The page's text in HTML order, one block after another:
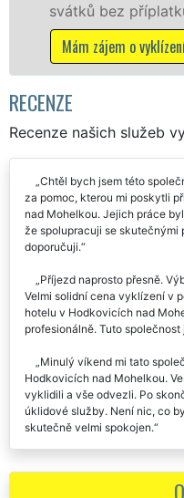
v Hodkovicích nad
RECENZE
Recenze našich služeb
Chtěl bych jsem této
za pomoc, kterou mi poskytli
nad Mohelkou. Jejich práce
že spolupracuji se
doporučuji.
Příjezd naprosto přesně.
Velmi solidní cena vyklízení v
hotelu v Hodkovicích nad
profesionálně. Tuto
Minulý víkend mi tato
Hodkovicích nad Mohelkou.
vyklidili a vše odvezli. Po
úklidové služby. Není nic, co
skutečně velmi spokojen.
jakéhokoliv zádrhelu. Tuto